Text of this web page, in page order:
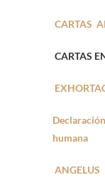
CARTAS
CARTAS
Declaración
humana
ANGELUS